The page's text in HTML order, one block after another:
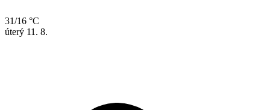
31/16 °C
úterý 11. 8.